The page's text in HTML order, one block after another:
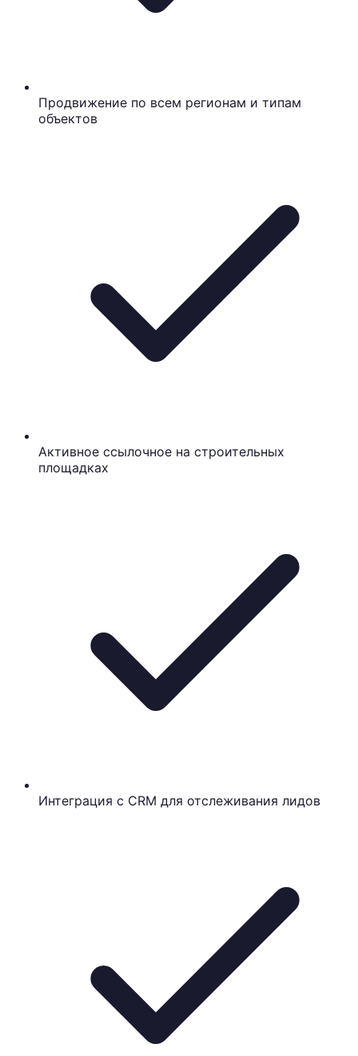
Продвижение по всем регионам и типам
объектов
Активное ссылочное на строительных
площадках
Интеграция с CRM для отслеживания лидов